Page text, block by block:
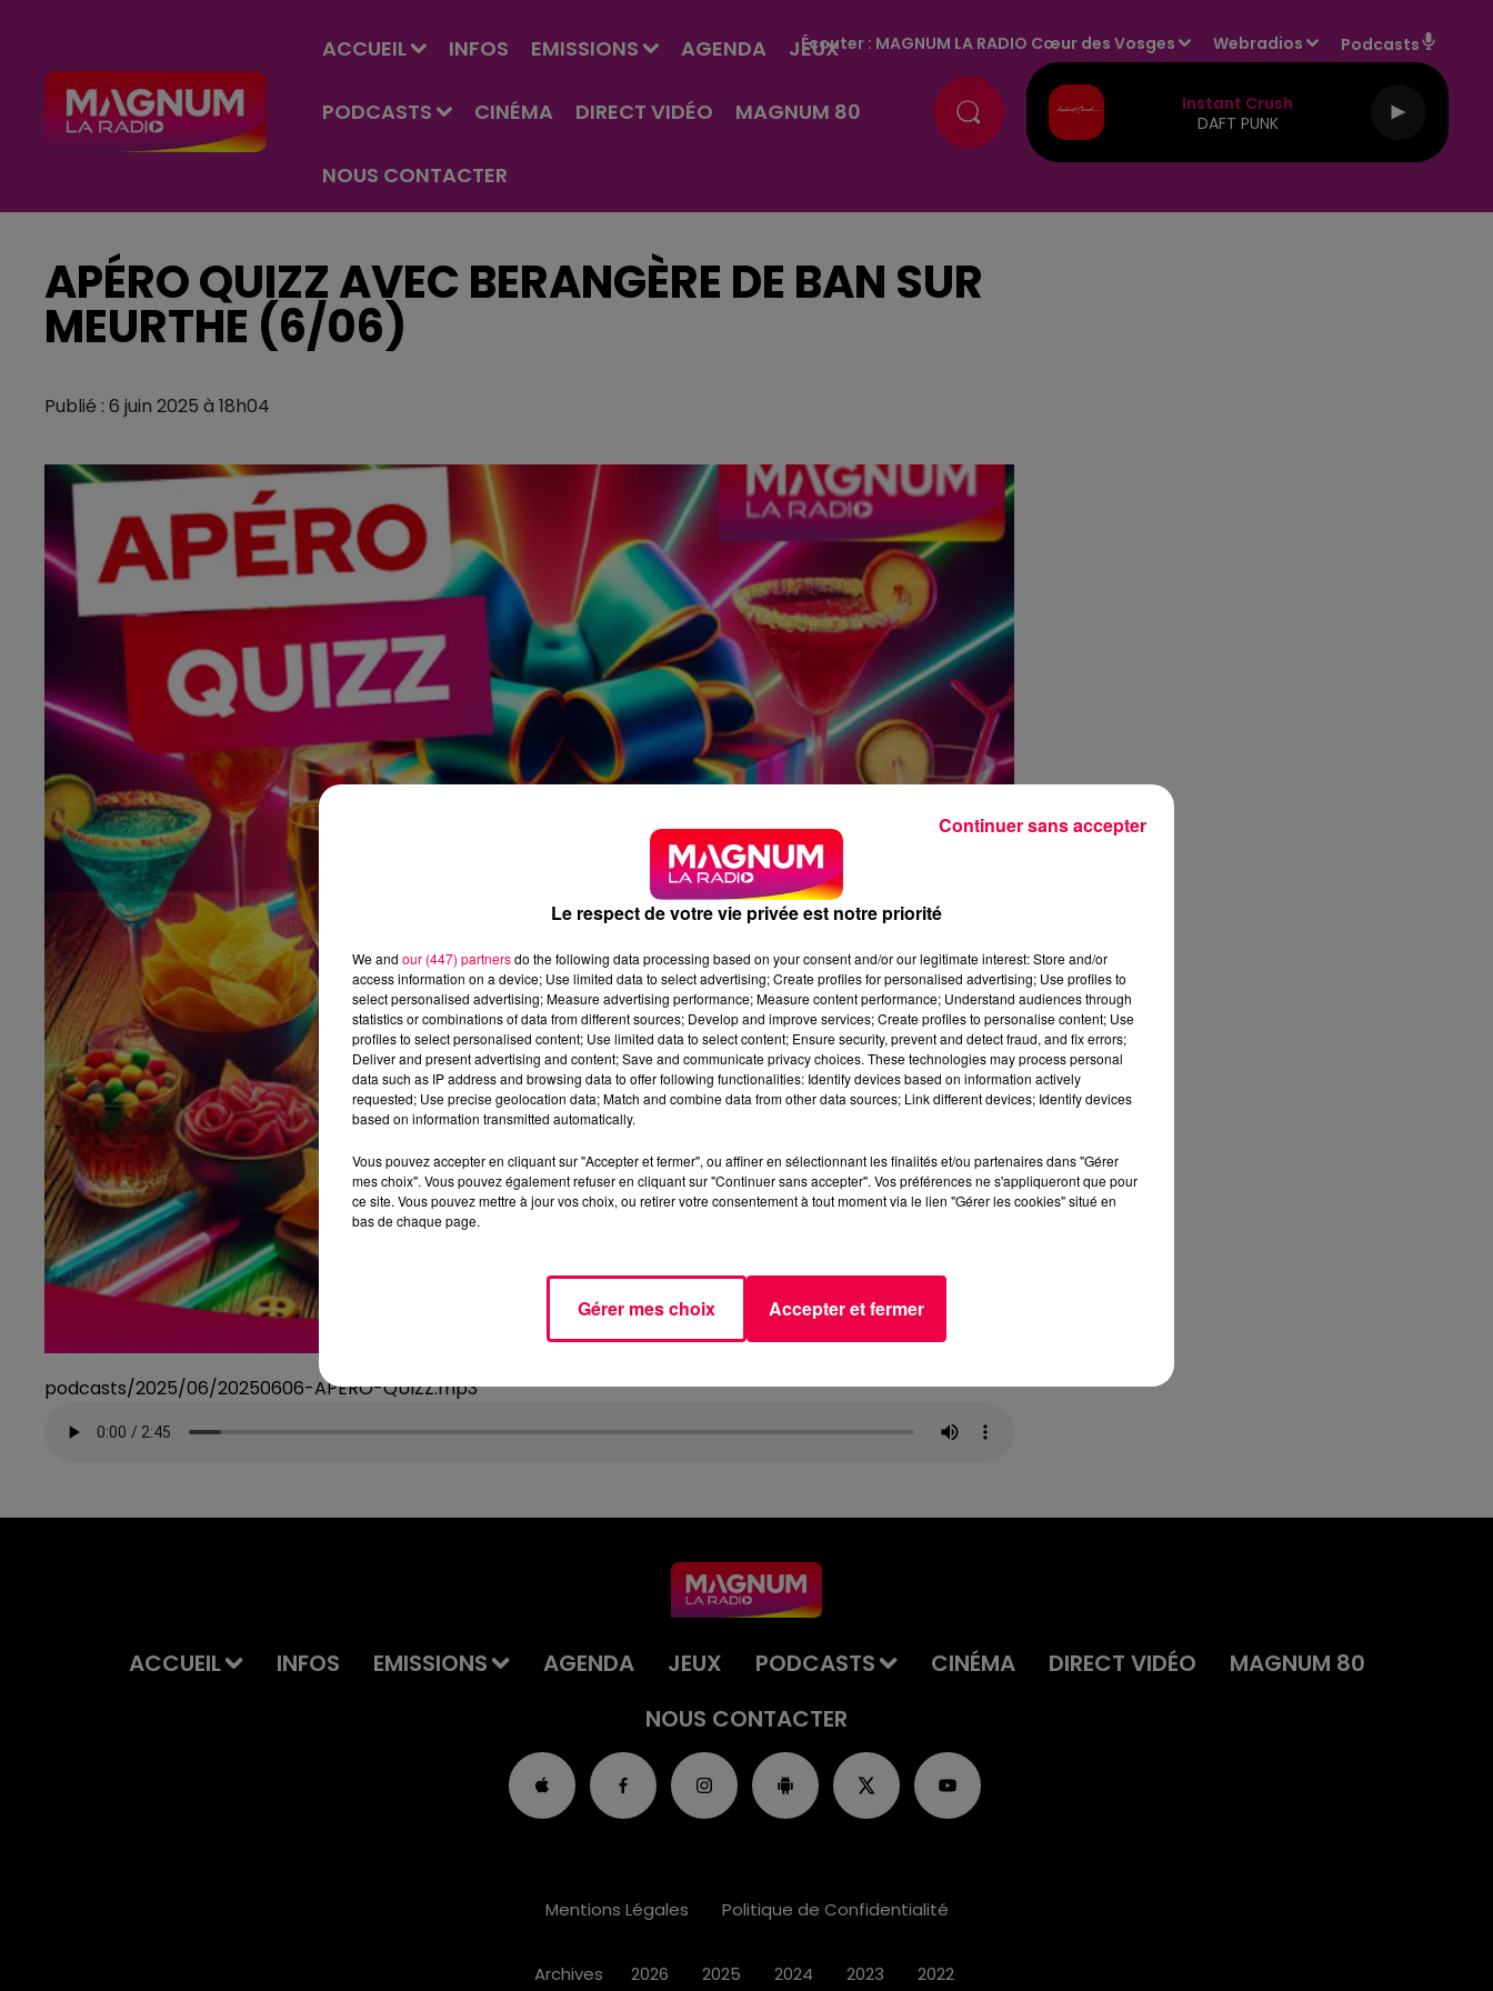
ACCUEIL INFOS EMISSIONS AGENDA JEUX
PODCASTS CINÉMA DIRECT VIDÉO MAGNUM 80
NOUS CONTACTER
Écouter : MAGNUM LA RADIO Cœur des Vosges Webradios Podcasts
Instant Crush
DAFT PUNK
APÉRO QUIZZ AVEC BERANGÈRE DE BAN SUR
MEURTHE (6/06)
Publié : 6 juin 2025 à 18h04
podcasts/2025/06/20250606-APERO-QUIZZ.mp3
ACCUEIL INFOS EMISSIONS AGENDA JEUX PODCASTS CINÉMA DIRECT VIDÉO
MAGNUM 80
NOUS CONTACTER
Mentions Légales Politique de Confidentialité
Archives 2026 2025 2024 2023 2022
Le respect de votre vie privée est notre priorité
We and our (447) partnersdo the following data processing based on your consent and/or our legitimate interest: Store and/or
access information on a device; Use limited data to select advertising; Create profiles for personalised advertising; Use profiles to
select personalised advertising; Measure advertising performance; Measure content performance; Understand audiences through
statistics or combinations of data from different sources; Develop and improve services; Create profiles to personalise content; Use
profiles to select personalised content; Use limited data to select content; Ensure security, prevent and detect fraud, and fix errors;
Deliver and present advertising and content; Save and communicate privacy choices. These technologies may process personal
data such as IP address and browsing data to offer following functionalities: Identify devices based on information actively
requested; Use precise geolocation data; Match and combine data from other data sources; Link different devices; Identify devices
based on information transmitted automatically.
Vous pouvez accepter en cliquant sur "Accepter et fermer", ou affiner en sélectionnant les finalités et/ou partenaires dans "Gérer
mes choix". Vous pouvez également refuser en cliquant sur "Continuer sans accepter". Vos préférences ne s'appliqueront que pour
ce site. Vous pouvez mettre à jour vos choix, ou retirer votre consentement à tout moment via le lien "Gérer les cookies" situé en
bas de chaque page.
Gérer mes choix Accepter et fermer
Continuer sans accepter